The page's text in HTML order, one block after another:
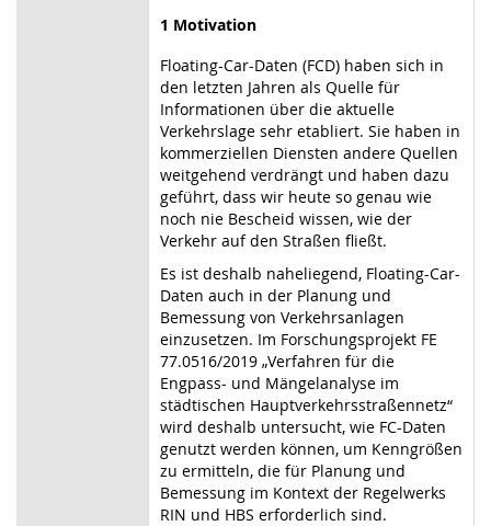
1 Motivation
Floating-Car-Daten (FCD) haben sich in
den letzten Jahren als Quelle für
Informationen über die aktuelle
Verkehrslage sehr etabliert. Sie haben in
kommerziellen Diensten andere Quellen
weitgehend verdrängt und haben dazu
geführt, dass wir heute so genau wie
noch nie Bescheid wissen, wie der
Verkehr auf den Straßen fließt.
Es ist deshalb naheliegend, Floating-Car-
Daten auch in der Planung und
Bemessung von Verkehrsanlagen
einzusetzen. Im Forschungsprojekt FE
77.0516/2019 „Verfahren für die
Engpass- und Mängelanalyse im
städtischen Hauptverkehrsstraßennetz“
wird deshalb untersucht, wie FC-Daten
genutzt werden können, um Kenngrößen
zu ermitteln, die für Planung und
Bemessung im Kontext der Regelwerks
RIN und HBS erforderlich sind.